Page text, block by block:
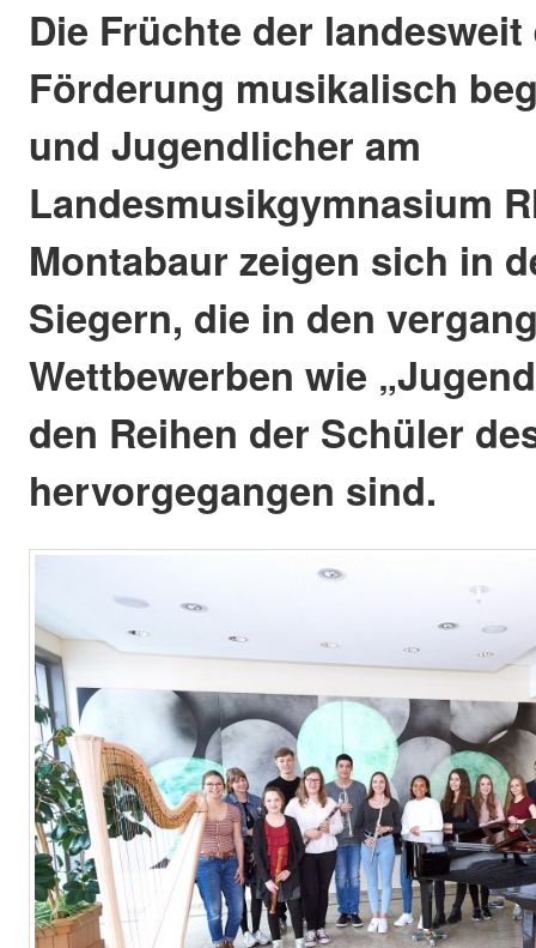
Die Früchte der
Förderung musikalisch
und Jugendlicher am
Landesmusikgymnasium
Montabaur zeigen sich in
Siegern, die in den
Wettbewerben wie
den Reihen der Schüler
hervorgegangen sind.